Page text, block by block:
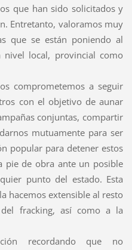
que han sido solicitados y
Entretanto, valoramos muy
que se están poniendo al
local, provincial como
comprometemos a seguir
con el objetivo de aunar
conjuntas, compartir
mutuamente para ser
popular para detener estos
pie de obra ante un posible
punto del estado. Esta
hacemos extensible al resto
fracking, así como a la
recordando que no